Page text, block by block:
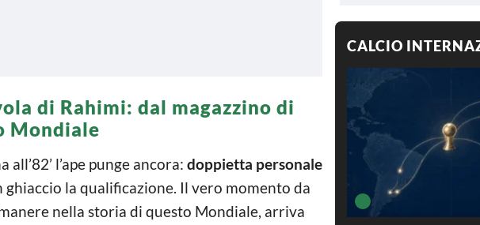
di Rahimi: dal magazzino di
Mondiale
l’ape punge ancora: doppietta personale
ghiaccio la qualificazione. Il vero momento da
nella storia di questo Mondiale, arriva
CALCIO